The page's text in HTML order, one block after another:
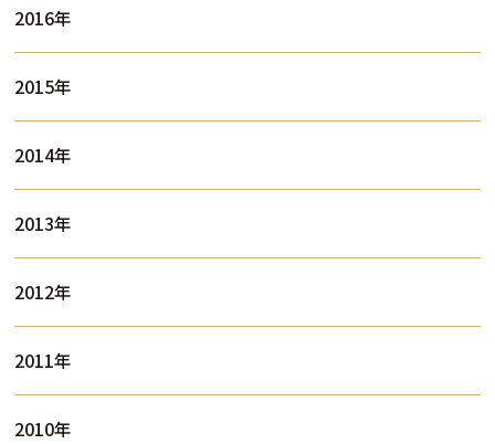
2016年
2015年
2014年
2013年
2012年
2011年
2010年